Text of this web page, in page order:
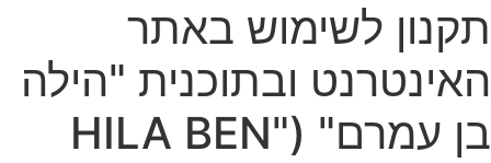
תקנון לשימוש באתר
האינטרנט ובתוכנית "הילה
בן עמרם" ("HILA BEN